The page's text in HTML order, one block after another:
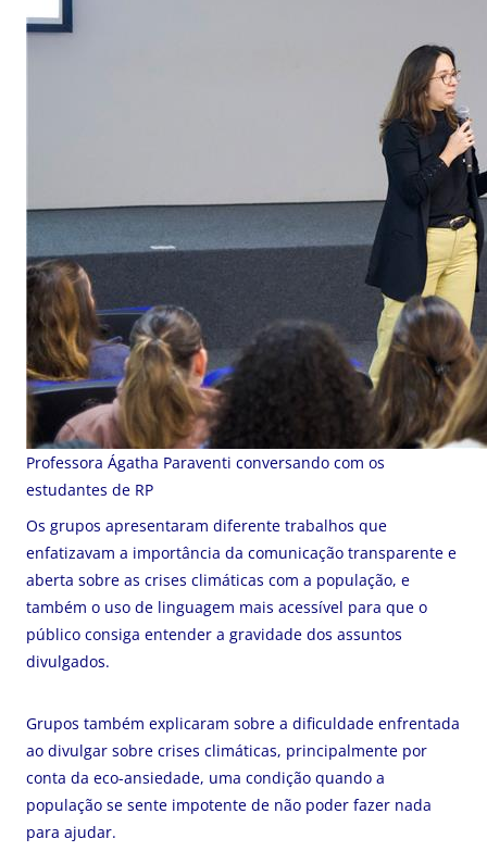
Professora Ágatha Paraventi conversando com os
estudantes de RP
Os grupos apresentaram diferente trabalhos que
enfatizavam a importância da comunicação transparente e
aberta sobre as crises climáticas com a população, e
também o uso de linguagem mais acessível para que o
público consiga entender a gravidade dos assuntos
divulgados.
Grupos também explicaram sobre a dificuldade enfrentada
ao divulgar sobre crises climáticas, principalmente por
conta da eco-ansiedade, uma condição quando a
população se sente impotente de não poder fazer nada
para ajudar.